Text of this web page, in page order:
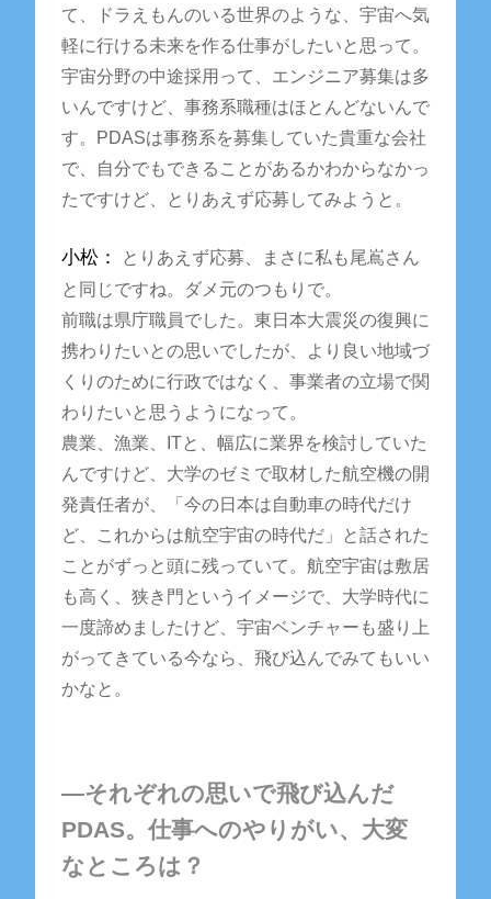
て、ドラえもんのいる世界のような、宇宙へ気
軽に行ける未来を作る仕事がしたいと思って。
宇宙分野の中途採用って、エンジニア募集は多
いんですけど、事務系職種はほとんどないんで
す。PDASは事務系を募集していた貴重な会社
で、自分でもできることがあるかわからなかっ
たですけど、とりあえず応募してみようと。
小松：
とりあえず応募、まさに私も尾嶌さん
と同じですね。ダメ元のつもりで。
前職は県庁職員でした。東日本大震災の復興に
携わりたいとの思いでしたが、より良い地域づ
くりのために行政ではなく、事業者の立場で関
わりたいと思うようになって。
農業、漁業、ITと、幅広に業界を検討していた
んですけど、大学のゼミで取材した航空機の開
発責任者が、「今の日本は自動車の時代だけ
ど、これからは航空宇宙の時代だ」と話された
ことがずっと頭に残っていて。航空宇宙は敷居
も高く、狭き門というイメージで、大学時代に
一度諦めましたけど、宇宙ベンチャーも盛り上
がってきている今なら、飛び込んでみてもいい
かなと。
―それぞれの思いで飛び込んだ
PDAS。仕事へのやりがい、大変
なところは？